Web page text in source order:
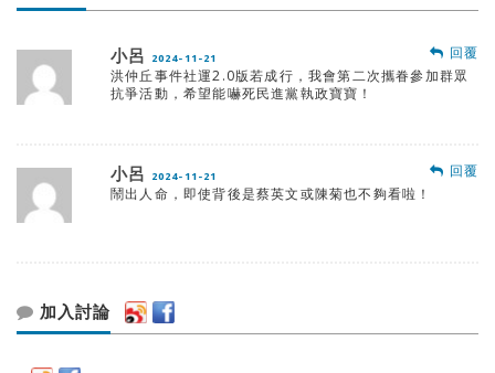
小呂 2024-11-21
洪仲丘事件社運2.0版若成行，我會第二次攜眷參加群眾
抗爭活動，希望能嚇死民進黨執政寶寶！
回覆
小呂 2024-11-21
鬧出人命，即使背後是蔡英文或陳菊也不夠看啦！
回覆
加入討論